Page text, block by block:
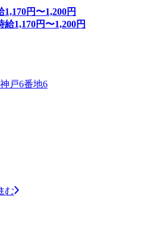
1,170円〜1,200円
給1,170円〜1,200円
戸6番地6
む